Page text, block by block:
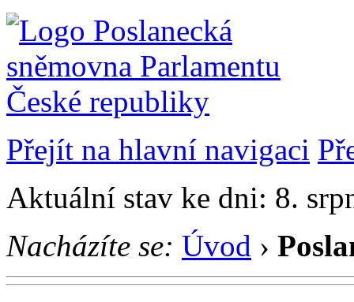
Přejít na hlavní navigaci
Aktuální stav ke dni: 8.
Nacházíte se: Úvod ›